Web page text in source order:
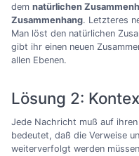
dem natürlichen
Zusammenhang. Letzteres
Man löst den natürlichen
gibt ihr einen neuen
allen Ebenen.
Lösung 2:
Jede Nachricht muß auf
bedeutet, daß die Verweise
weiterverfolgt werden